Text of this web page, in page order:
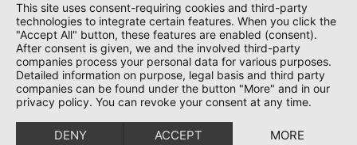
This site uses consent-requiring cookies and third-party
technologies to integrate certain features. When you click the
"Accept All" button, these features are enabled (consent).
After consent is given, we and the involved third-party
companies process your personal data for various purposes.
Detailed information on purpose, legal basis and third party
companies can be found under the button "More" and in our
privacy policy. You can revoke your consent at any time.
DENY ACCEPT MORE